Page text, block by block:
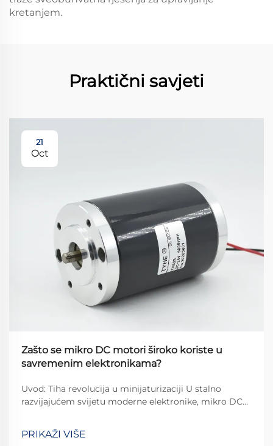
kretanjem.
Praktični savjeti
21
Oct
Zašto se mikro DC motori široko koriste u
savremenim elektronikama?
Uvod: Tiha revolucija u minijaturizaciji U stalno
razvijajućem svijetu moderne elektronike, mikro DC
omogućuju naše svakodnevne tehnološke interakcije.
Od suptilnog vibriranja u...
PRIKAŽI VIŠE